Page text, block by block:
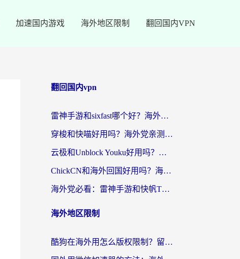
加速国内游戏 海外地区限制 翻回国内VPN
翻回国内vpn
雷神手游和sixfast哪个好？海外党亲测3款回国加速器，教你选对不踩坑
穿梭和快喵好用吗？海外党亲测：小众加速器对比+番茄加速器深度体验
云极和Unblock Youku好用吗？海外党亲测+2026回国加速器避坑指南
ChickCN和海外回国好用吗？海外党2026亲测：从手游到影音，选对加速器的3个关键
海外党必看：雷神手游和快帆TV版好用吗？3步选对回国加速器不踩坑
海外地区限制
酷狗在海外用怎么版权限制？留学生亲测：3步解决听国内音乐难题